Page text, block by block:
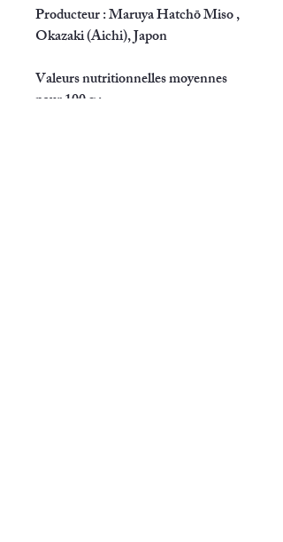
Producteur: Maruya Hatchō Miso ,
Okazaki (Aichi), Japon
Valeurs nutritionnelles moyennes
pour 100 g: